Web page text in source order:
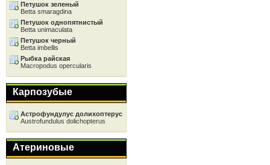
Петушок зеленый
Betta smaragdina
Петушок однопятнистый
Betta unimaculata
Петушок черный
Betta imbellis
Рыбка райская
Macropodus opercularis
Карпозубые
Астрофундулус долихоптерус
Austrofundulus dolichopterus
Атериновые